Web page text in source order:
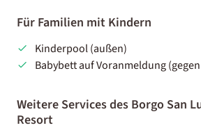
Für Familien mit Kindern
Kinderpool (außen)
Babybett auf Voranmeldung
Weitere Services des Borgo San
Resort